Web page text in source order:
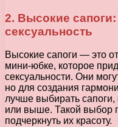
2. Высокие
сексуальность
Высокие сапоги — это
мини-юбке, которое
сексуальности. Они
но для создания
лучше выбирать
или выше. Такой выбор
подчеркнуть их красоту.